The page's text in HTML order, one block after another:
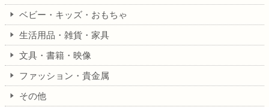
ベビー・キッズ・おもちゃ
生活用品・雑貨・家具
文具・書籍・映像
ファッション・貴金属
その他